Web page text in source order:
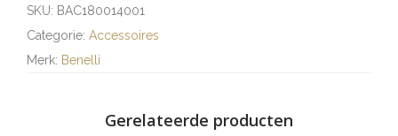
SKU: BAC180014001
Categorie: Accessoires
Merk: Benelli
Gerelateerde producten